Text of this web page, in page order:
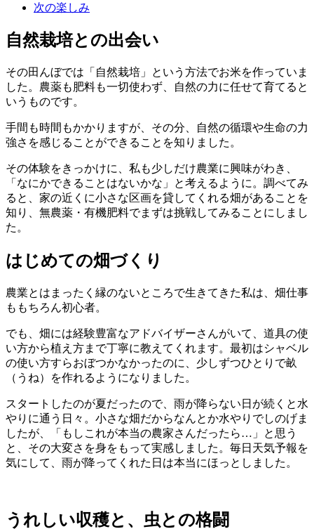
次の楽しみ
自然栽培との出会い
その田んぼでは「自然栽培」という方法でお米を作っていま
した。農薬も肥料も一切使わず、自然の力に任せて育てると
いうものです。
手間も時間もかかりますが、その分、自然の循環や生命の力
強さを感じることができることを知りました。
その体験をきっかけに、私も少しだけ農業に興味がわき、
「なにかできることはないかな」と考えるように。調べてみ
ると、家の近くに小さな区画を貸してくれる畑があることを
知り、無農薬・有機肥料でまずは挑戦してみることにしまし
た。
はじめての畑づくり
農業とはまったく縁のないところで生きてきた私は、畑仕事
ももちろん初心者。
でも、畑には経験豊富なアドバイザーさんがいて、道具の使
い方から植え方まで丁寧に教えてくれます。最初はシャベル
の使い方すらおぼつかなかったのに、少しずつひとりで畝
（うね）を作れるようになりました。
スタートしたのが夏だったので、雨が降らない日が続くと水
やりに通う日々。小さな畑だからなんとか水やりでしのげま
したが、「もしこれが本当の農家さんだったら…」と思う
と、その大変さを身をもって実感しました。毎日天気予報を
気にして、雨が降ってくれた日は本当にほっとしました。
うれしい収穫と、虫との格闘